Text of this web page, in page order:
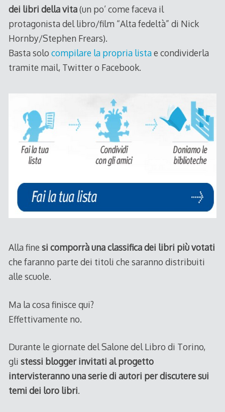
dei libri della vita(un po’ come faceva il
protagonista del libro/film “Alta fedeltà” di Nick
Hornby/Stephen Frears).
Basta solo compilare la propria listae condividerla
tramite mail, Twitter o Facebook.
Alla fine si comporrà una classifica dei libri più votati
che faranno parte dei titoli che saranno distribuiti
alle scuole.
Ma la cosa finisce qui?
Effettivamente no.
Durante le giornate del Salone del Libro di Torino,
gli stessi blogger invitati al progetto
intervisteranno una serie di autori per discutere sui
temi dei loro libri.